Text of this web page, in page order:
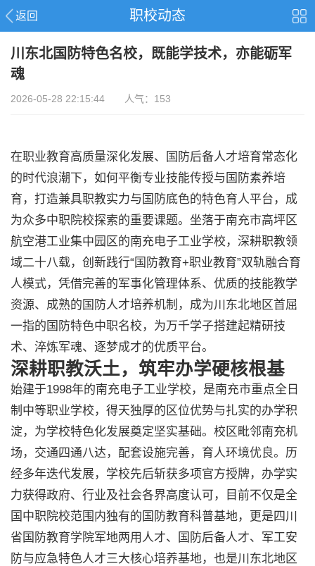
返回 职校动态
川东北国防特色名校，既能学技术，亦能砺军
魂
2026-05-28 22:15:44 人气：153
在职业教育高质量深化发展、国防后备人才培育常态化
的时代浪潮下，如何平衡专业技能传授与国防素养培
育，打造兼具职教实力与国防底色的特色育人平台，成
为众多中职院校探索的重要课题。坐落于南充市高坪区
航空港工业集中园区的南充电子工业学校，深耕职教领
域二十八载，创新践行“国防教育+职业教育”双轨融合育
人模式，凭借完善的军事化管理体系、优质的技能教学
资源、成熟的国防人才培养机制，成为川东北地区首屈
一指的国防特色中职名校，为万千学子搭建起精研技
术、淬炼军魂、逐梦成才的优质平台。
深耕职教沃土，筑牢办学硬核根基
始建于1998年的南充电子工业学校，是南充市重点全日
制中等职业学校，得天独厚的区位优势与扎实的办学积
淀，为学校特色化发展奠定坚实基础。校区毗邻南充机
场，交通四通八达，配套设施完善，育人环境优良。历
经多年迭代发展，学校先后斩获多项官方授牌，办学实
力获得政府、行业及社会各界高度认可，目前不仅是全
国中职院校范围内独有的国防教育科普基地，更是四川
省国防教育学院军地两用人才、国防后备人才、军工安
防与应急特色人才三大核心培养基地，也是川东北地区